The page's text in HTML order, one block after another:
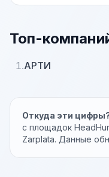
Топ-
1.АРТИ
Откуда эти
с площадок
Zarplata. Данные